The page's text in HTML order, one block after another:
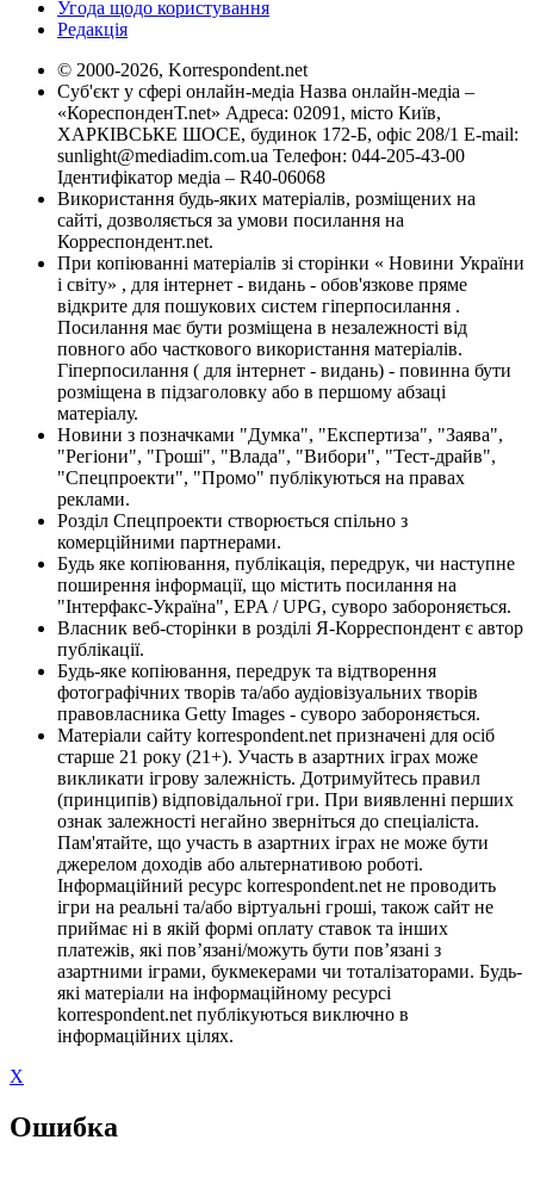
Угода щодо користування
Редакція
© 2000-2026, Korrespondent.net
Суб'єкт у сфері онлайн-медіа Назва онлайн-медіа –
«КореспонденТ.net» Адреса: 02091, місто Київ,
ХАРКІВСЬКЕ ШОСЕ, будинок 172-Б, офіс 208/1 E-mail:
sunlight@mediadim.com.ua Телефон: 044-205-43-00
Ідентифікатор медіа – R40-06068
Використання будь-яких матеріалів, розміщених на
сайті, дозволяється за умови посилання на
Корреспондент.net.
При копіюванні матеріалів зі сторінки « Новини України
і світу» , для інтернет - видань - обов'язкове пряме
відкрите для пошукових систем гіперпосилання .
Посилання має бути розміщена в незалежності від
повного або часткового використання матеріалів.
Гіперпосилання ( для інтернет - видань) - повинна бути
розміщена в підзаголовку або в першому абзаці
матеріалу.
Новини з позначками "Думка", "Експертиза", "Заява",
"Регіони", "Гроші", "Влада", "Вибори", "Тест-драйв",
"Спецпроекти", "Промо" публікуються на правах
реклами.
Розділ Спецпроекти створюється спільно з
комерційними партнерами.
Будь яке копіювання, публікація, передрук, чи наступне
поширення інформації, що містить посилання на
"Інтерфакс-Україна", EPA / UPG, суворо забороняється.
Власник веб-сторінки в розділі Я-Корреспондент є автор
публікації.
Будь-яке копіювання, передрук та відтворення
фотографічних творів та/або аудіовізуальних творів
правовласника Getty Images - суворо забороняється.
Матеріали сайту korrespondent.net призначені для осіб
старше 21 року (21+). Участь в азартних іграх може
викликати ігрову залежність. Дотримуйтесь правил
(принципів) відповідальної гри. При виявленні перших
ознак залежності негайно зверніться до спеціаліста.
Пам'ятайте, що участь в азартних іграх не може бути
джерелом доходів або альтернативою роботі.
Інформаційний ресурс korrespondent.net не проводить
ігри на реальні та/або віртуальні гроші, також сайт не
приймає ні в якій формі оплату ставок та інших
платежів, які пов’язані/можуть бути пов’язані з
азартними іграми, букмекерами чи тоталізаторами. Будь-
які матеріали на інформаційному ресурсі
korrespondent.net публікуються виключно в
інформаційних цілях.
X
Ошибка